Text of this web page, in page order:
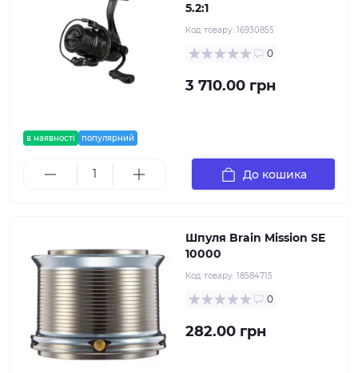
в наявності популярний
5.2:1
Код товару: 16930855
0
3 710.00 грн
До кошика
Шпуля Brain Mission SE
10000
Код товару: 18584715
0
282.00 грн